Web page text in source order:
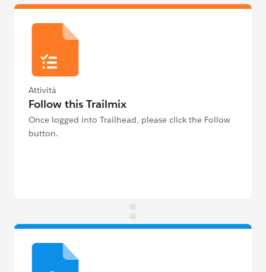
Attività
Follow this Trailmix
Once logged into Trailhead, please click the Follow
button.